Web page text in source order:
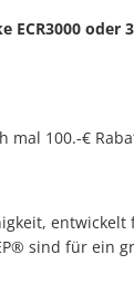
ECR3000 oder
mal 100.-€
entwickelt
sind für ein